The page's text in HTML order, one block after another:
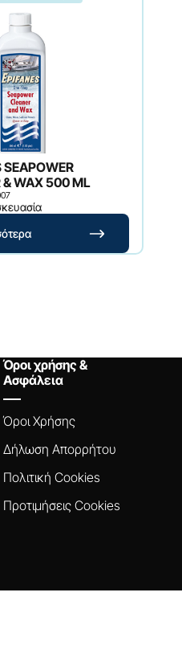
SEAPOWER
CLEANER & WAX 500 ML
Όροι χρήσης &
Ασφάλεια
Όροι Xρήσης
Δήλωση Aπορρήτου
Πολιτική Cookies
Προτιμήσεις Cookies